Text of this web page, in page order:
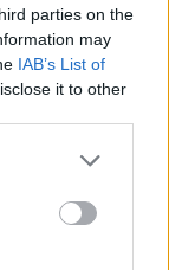
parties on the
may
IAB’s List of
it to other
more Google
may click to
party tags to
below Google
ο Μπίμπι
έξαλλος.
κρίση. Του